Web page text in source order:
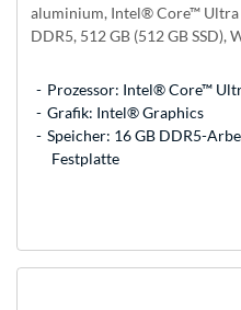
aluminium, Intel® Core™ Ultra
DDR5, 512 GB (512 GB SSD),
Prozessor: Intel® Core™
Grafik: Intel® Graphics
Speicher: 16 GB DDR5-
Festplatte